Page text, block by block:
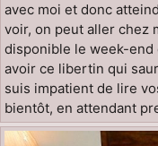
avec moi et donc
voir, on peut aller chez
disponible le week-end
avoir ce libertin qui
suis impatient de lire
bientôt, en attendant